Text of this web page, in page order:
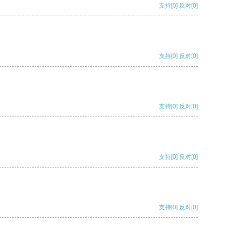
支持[0] 反对[0]
支持[0] 反对[0]
支持[0] 反对[0]
支持[0] 反对[0]
支持[0] 反对[0]